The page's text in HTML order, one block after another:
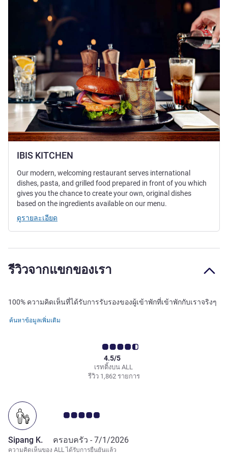
IBIS KITCHEN
Our modern, welcoming restaurant serves international
dishes, pasta, and grilled food prepared in front of you which
gives you the chance to create your own, original dishes
based on the ingredients available on our menu.
ดูรายละเอียด
รีวิวจากแขกของเรา
100% ความคิดเห็นที่ได้รับการรับรองของผู้เข้าพักที่เข้าพักกับเราจริงๆ
ค้นหาข้อมูลเพิ่มเติม
เรทติ้งบน ALL
4.5/5
รีวิว 1,862 รายการ
คะแนนความคิดเห็นจากแขก 5.0/5
Sipang K. ครอบครัว - 7/1/2026
ความคิดเห็นของ ALL ได้รับการยืนยันแล้ว